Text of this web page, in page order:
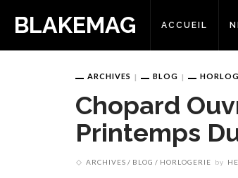
BLAKEMAG ACCUEIL
ARCHIVES BLOG
Chopard
Printemps
ARCHIVES BLOG HORLOGERIE by